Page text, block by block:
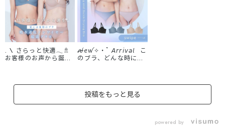
. \ さらっと快適𓂃🚿
お客様のお声から誕生
のノンワイヤー超盛ブ
望いただいていた、蒸
ꫛꫀꪝ✧‧˚ 𝘈𝘳𝘳𝘪𝘷𝘢𝘭 こ
のブラ、どんな時に着
超盛ブラ(R) 】に 💠ひ
んやり快適 💠服に響き
投稿をもっと見る
powered by